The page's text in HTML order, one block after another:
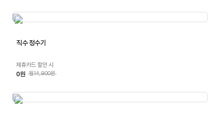
직수 정수기
제휴카드 할인 시
0원 월14,900원